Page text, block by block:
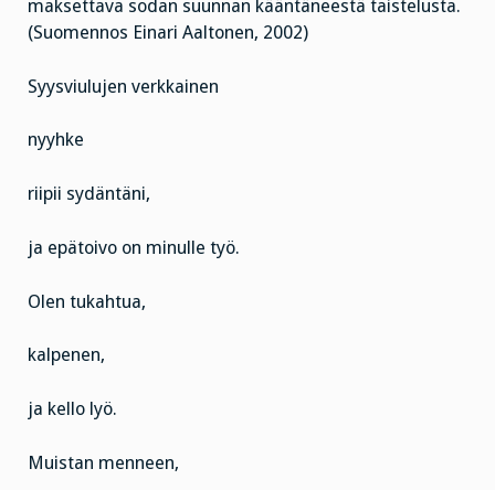
maksettava sodan suunnan kääntäneestä taistelusta.
(Suomennos Einari Aaltonen, 2002)
Syysviulujen verkkainen
nyyhke
riipii sydäntäni,
ja epätoivo on minulle työ.
Olen tukahtua,
kalpenen,
ja kello lyö.
Muistan menneen,